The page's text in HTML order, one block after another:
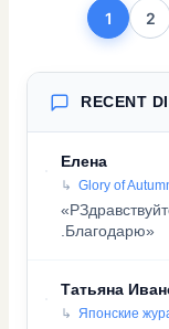
1 2
RECENT
Елена
Glory of
.Благодарю»
Татьяна
Японские